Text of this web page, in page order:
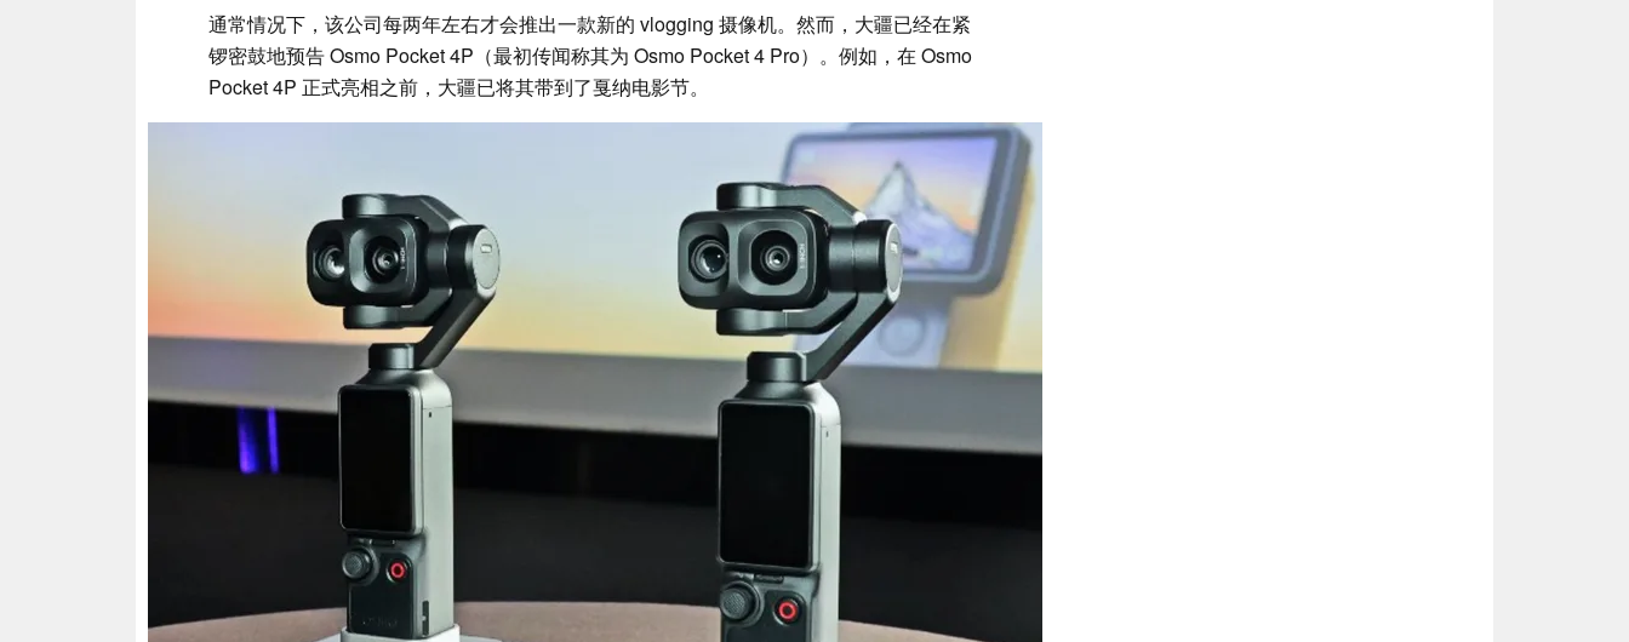
通常情况下，该公司每两年左右才会推出一款新的 vlogging 摄像机。然而，大疆已经在紧
锣密鼓地预告 Osmo Pocket 4P（最初传闻称其为 Osmo Pocket 4 Pro）。例如，在 Osmo
Pocket 4P 正式亮相之前，大疆已将其带到了戛纳电影节。